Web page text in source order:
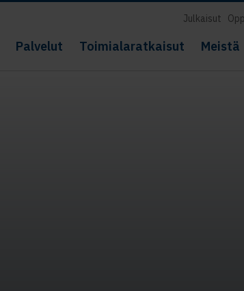
Palvelut Toimialaratkaisut Meistä
Julkaisut